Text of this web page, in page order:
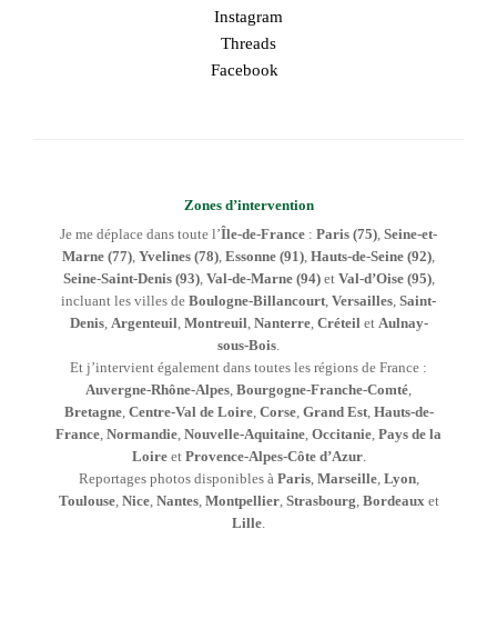
Instagram
Threads
Facebook
Zones d’intervention
Je me déplace dans toute l’Île-de-France : Paris (75), Seine-et-
Marne (77), Yvelines (78), Essonne (91), Hauts-de-Seine (92),
Seine-Saint-Denis (93), Val-de-Marne (94)et Val-d’Oise (95),
incluant les villes de Boulogne-Billancourt, Versailles, Saint-
Denis, Argenteuil, Montreuil, Nanterre, Créteilet Aulnay-
sous-Bois.
Et j’intervient également dans toutes les régions de France :
Auvergne-Rhône-Alpes, Bourgogne-Franche-Comté,
Bretagne, Centre-Val de Loire, Corse, Grand Est, Hauts-de-
France, Normandie, Nouvelle-Aquitaine, Occitanie, Pays de la
Loireet Provence-Alpes-Côte d’Azur.
Reportages photos disponibles à Paris, Marseille, Lyon,
Toulouse, Nice, Nantes, Montpellier, Strasbourg, Bordeauxet
Lille.